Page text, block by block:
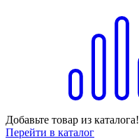
Добавьте товар из каталога!
Перейти в каталог